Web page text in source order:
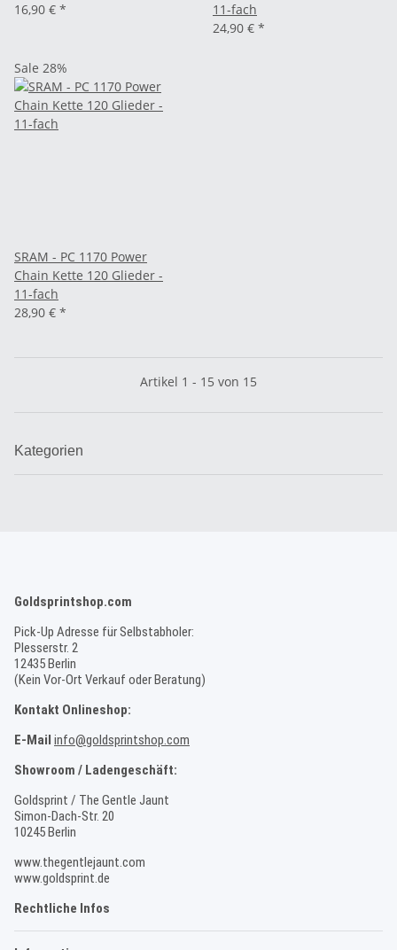
16,90 € *
11-fach
24,90 € *
Sale 28%
SRAM - PC 1170 Power
Chain Kette 120 Glieder -
11-fach
28,90 € *
Artikel 1 - 15 von 15
Kategorien
Goldsprintshop.com
Pick-Up Adresse für Selbstabholer:
Plesserstr. 2
12435 Berlin
(Kein Vor-Ort Verkauf oder Beratung)
Kontakt Onlineshop:
E-Mail info@goldsprintshop.com
Showroom / Ladengeschäft:
Goldsprint / The Gentle Jaunt
Simon-Dach-Str. 20
10245 Berlin
www.thegentlejaunt.com
www.goldsprint.de
Rechtliche Infos